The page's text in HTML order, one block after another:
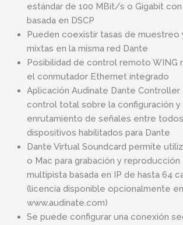
estándar de 100 MBit/s o Gigabit con
basada en DSCP
Pueden coexistir tasas de muestreo
mixtas en la misma red Dante
Posibilidad de control remoto WING
el conmutador Ethernet integrado
Aplicación Audinate Dante Controller
control total sobre la configuración y
enrutamiento de señales entre
dispositivos habilitados para Dante
Dante Virtual Soundcard permite
o Mac para grabación y reproducción
multipista basada en IP de hasta 64
(licencia disponible opcionalmente en
www.audinate.com)
Se puede configurar una conexión